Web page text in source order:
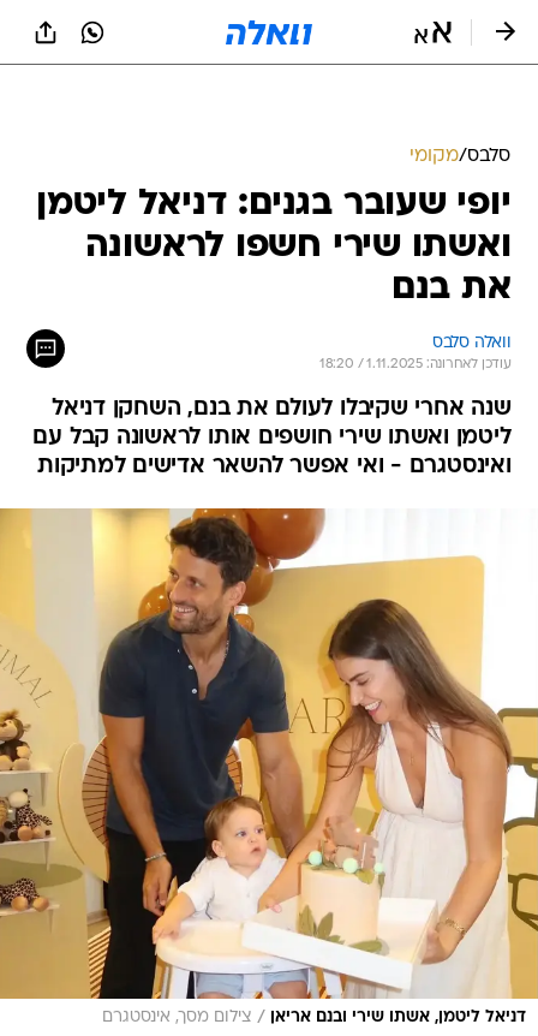
סלבס/מקומי
יופי שעובר בגנים: דניאל ליטמן
ואשתו שירי חשפו לראשונה
את בנם
וואלה סלבס
עודכן לאחרונה: 1.11.2025 / 18:20
שנה אחרי שקיבלו לעולם את בנם, השחקן דניאל
ליטמן ואשתו שירי חושפים אותו לראשונה קבל עם
ואינסטגרם - ואי אפשר להשאר אדישים למתיקות
דניאל ליטמן, אשתו שירי ובנם אריאן / צילום מסך, אינסטגרם